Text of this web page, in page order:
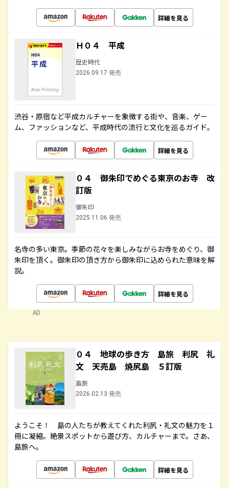
詳細を見る
Ｈ０４ 平成
歴史時代
2026.09.17 発売
渋谷・原宿など平成カルチャーを象徴する街や、音楽、ゲー
ム、ファッションなど、平成時代の流行と文化を巡るガイド。
詳細を見る
０４ 御朱印でめぐる東京のお寺 改
訂版
御朱印
2025.11.06 発売
名寺の多い東京。季節の花々を楽しみながらお寺をめぐり、御
朱印を頂く。御朱印の頂き方から御朱印に込められた意味を解
説。
詳細を見る
AD
０４ 地球の歩き方 島旅 利尻 礼
文 天売島 焼尻島 ５訂版
島旅
2026.02.13 発売
ようこそ！ 島の人たちが教えてくれた利尻・礼文の魅力を１
冊に凝縮。絶景スポットから遊び方、カルチャーまで。さあ、
島旅へ。
詳細を見る